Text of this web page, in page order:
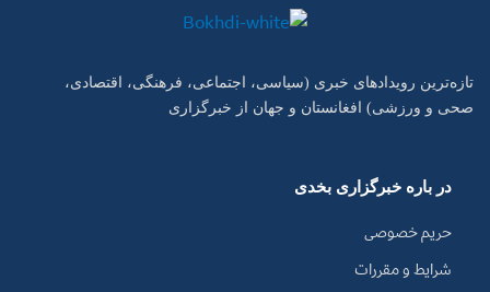
تازه‌ترین رویدادهای خبری (سیاسی، اجتماعی، فرهنگی، اقتصادی،
صحی و ورزشی) افغانستان و جهان از خبرگزاری
در باره خبرگزاری بخدی
حریم خصوصی
شرایط و مقررات